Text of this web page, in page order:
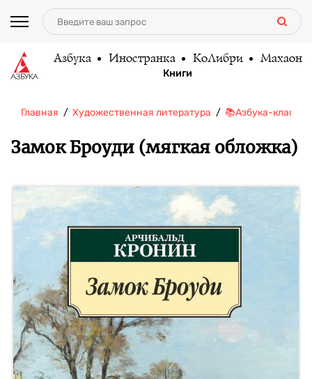
Азбука Иностранка КоЛибри Махаон
Книги
Главная Художественная литература 📚Азбука-
Замок Броуди (мягкая обложка)